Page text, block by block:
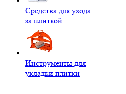
Средства для ухода
за плиткой
Инструменты для
укладки плитки